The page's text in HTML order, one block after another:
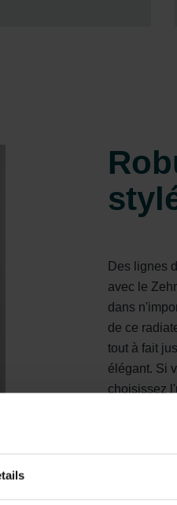
Des lignes
avec le
dans
de ce
tout à fait
élégant. Si
choisissez
chrome,